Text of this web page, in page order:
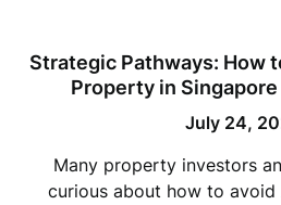
Strategic Pathways: How
Property in
July 24,
Many property investors
curious about how to avoid